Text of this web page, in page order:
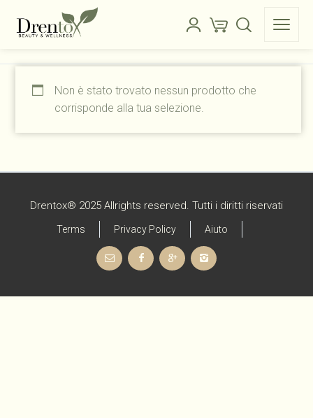
Non è stato trovato nessun prodotto che
corrisponde alla tua selezione.
Drentox® 2025 Allrights reserved. Tutti i diritti riservati
Terms Privacy Policy Aiuto